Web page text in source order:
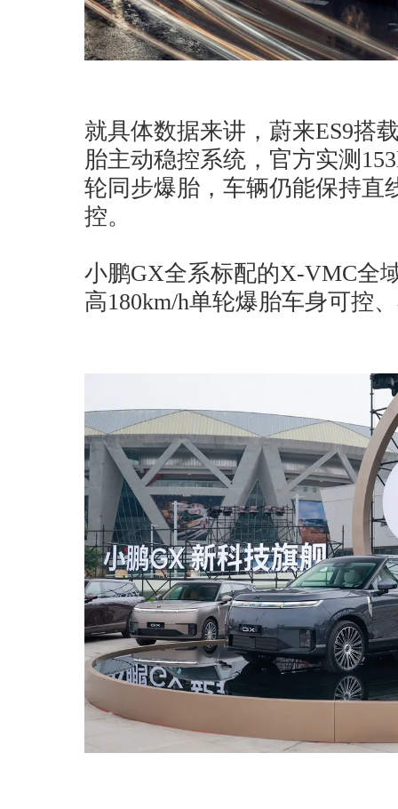
就具体数据来讲，蔚来ES9搭
胎主动稳控系统，官方实测
轮同步爆胎，车辆仍能保持直
控。
小鹏GX全系标配的X-VMC全
高180km/h单轮爆胎车身可控